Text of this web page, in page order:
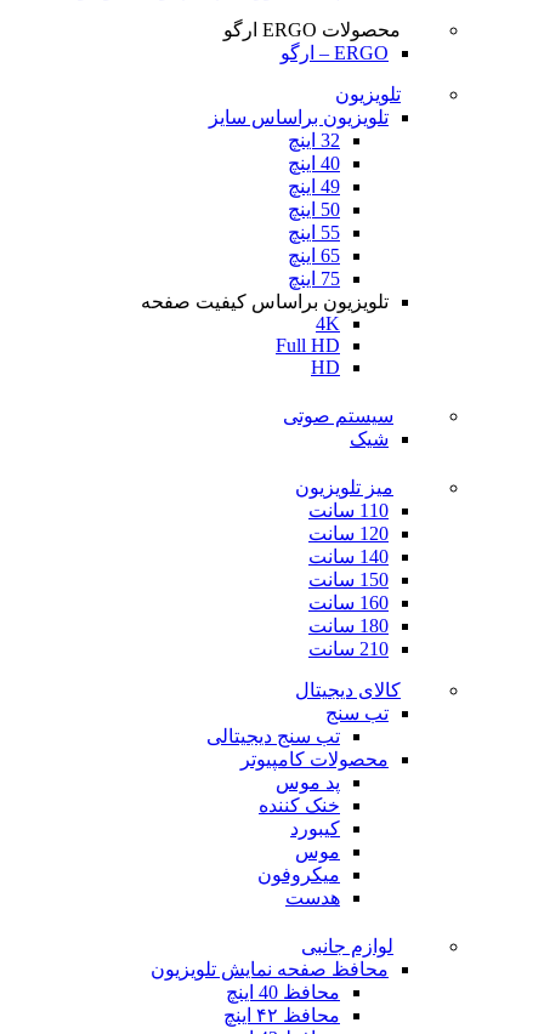
محصولات ERGO ارگو
ERGO – ارگو
تلویزیون
تلویزیون براساس سایز
32 اینچ
40 اینچ
49 اینچ
50 اینچ
55 اینچ
65 اینچ
75 اینچ
تلویزیون براساس کیفیت صفحه
4K
Full HD
HD
سیستم صوتی
شیک
میز تلویزیون
110 سانت
120 سانت
140 سانت
150 سانت
160 سانت
180 سانت
210 سانت
کالای دیجیتال
تب سنج
تب سنج دیجیتالی
محصولات کامپیوتر
پد موس
خنک کننده
کیبورد
موس
میکروفون
هدست
لوازم جانبی
محافظ صفحه نمایش تلویزیون
محافظ 40 اینچ
محافظ ۴۲ اینچ